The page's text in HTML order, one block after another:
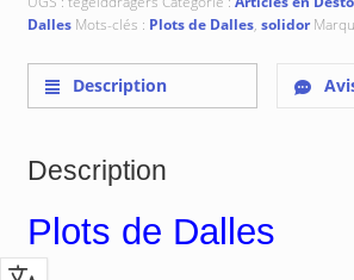
Dalles Mots-clés : Plots de Dalles, solidor
Description
Description
Plots de Dalles